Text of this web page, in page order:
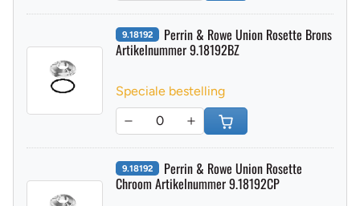
9.18192 Perrin & Rowe Union Rosette Brons
Artikelnummer 9.18192BZ
Speciale bestelling
9.18192 Perrin & Rowe Union Rosette
Chroom Artikelnummer 9.18192CP